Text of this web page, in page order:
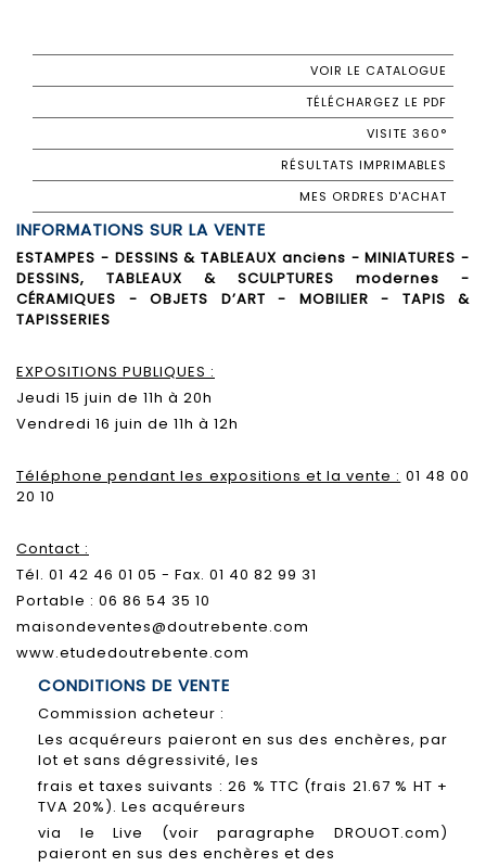
VOIR LE CATALOGUE
TÉLÉCHARGEZ LE PDF
VISITE 360°
RÉSULTATS IMPRIMABLES
MES ORDRES D'ACHAT
INFORMATIONS SUR LA VENTE
ESTAMPES - DESSINS & TABLEAUX anciens - MINIATURES -
DESSINS, TABLEAUX & SCULPTURES modernes -
CÉRAMIQUES - OBJETS D’ART - MOBILIER - TAPIS &
TAPISSERIES
EXPOSITIONS PUBLIQUES :
Jeudi 15 juin de 11h à 20h
Vendredi 16 juin de 11h à 12h
Téléphone pendant les expositions et la vente : 01 48 00
20 10
Contact :
Tél. 01 42 46 01 05 - Fax. 01 40 82 99 31
Portable : 06 86 54 35 10
maisondeventes@doutrebente.com
www.etudedoutrebente.com
CONDITIONS DE VENTE
Commission acheteur :
Les acquéreurs paieront en sus des enchères, par
lot et sans dégressivité, les
frais et taxes suivants : 26 % TTC (frais 21.67 % HT +
TVA 20%). Les acquéreurs
via le Live (voir paragraphe DROUOT.com)
paieront en sus des enchères et des